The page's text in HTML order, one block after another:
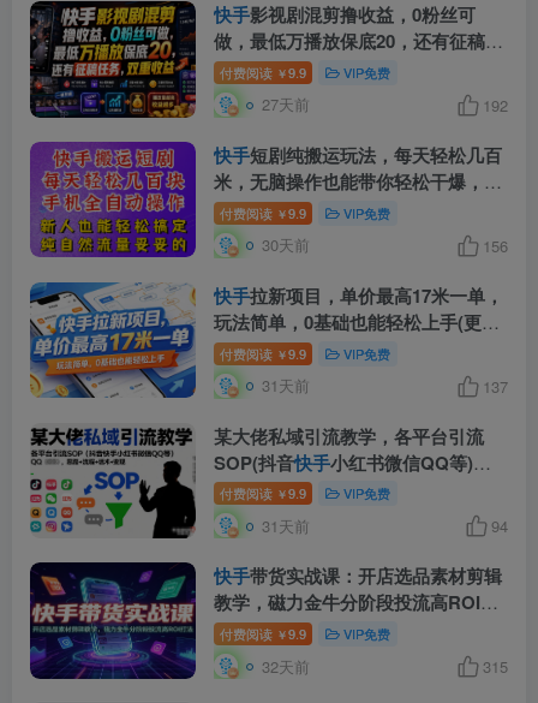
快手影视剧混剪撸收益，0粉丝可
做，最低万播放保底20，还有征稿任
务，双重收益
付费阅读 ￥9.9 VIP免费
27天前 192
快手短剧纯搬运玩法，每天轻松几百
米，无脑操作也能带你轻松干爆，可
加机构，也可做t+2结算，妥妥的现
金流项目【揭秘】
付费阅读 ￥9.9 VIP免费
30天前 156
快手拉新项目，单价最高17米一单，
玩法简单，0基础也能轻松上手(更新
07月08日)
付费阅读 ￥9.9 VIP免费
31天前 137
某大佬私域引流教学，各平台引流
SOP(抖音快手小红书微信QQ等)，
思路+流程+话术+变现(更新0708)
付费阅读 ￥9.9 VIP免费
31天前 94
快手带货实战课：开店选品素材剪辑
教学，磁力金牛分阶段投流高ROI打
法
付费阅读 ￥9.9 VIP免费
32天前 315